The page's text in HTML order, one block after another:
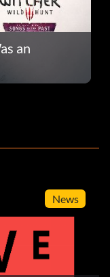
an
News